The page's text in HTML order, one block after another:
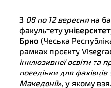
З 08 по 12 вересняна
факультету
Брно (Чеська
рамках проєкту
інклюзивної освіти та
поведінки для фахівців
Македонії», у якому